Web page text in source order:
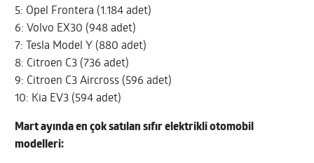
5: Opel Frontera (1.184 adet)
6: Volvo EX30 (948 adet)
7: Tesla Model Y (880 adet)
8: Citroen C3 (736 adet)
9: Citroen C3 Aircross (596 adet)
10: Kia EV3 (594 adet)
Mart ayında en çok satılan sıfır elektrikli otomobil
modelleri: